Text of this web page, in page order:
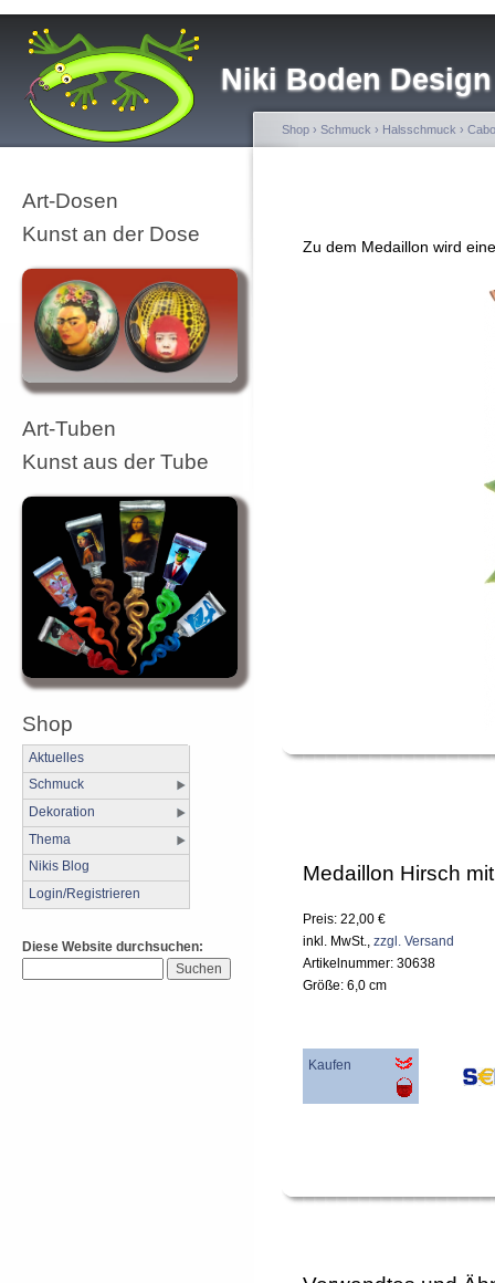
Niki Boden Design
Art-Dosen
Kunst an der Dose
Art-Tuben
Kunst aus der Tube
Shop
Aktuelles
Schmuck
Dekoration
Thema
Nikis Blog
Login/Registrieren
Diese Website durchsuchen:
Shop › Schmuck › Halsschmuck ›
Zu dem Medaillon wird
Medaillon Hirsch
Preis: 22,00 €
inkl. MwSt., zzgl. Versand
Artikelnummer: 30638
Größe: 6,0 cm
Kaufen